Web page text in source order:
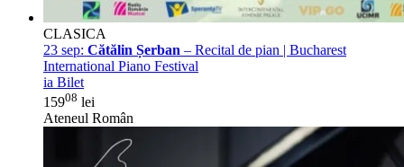
CLASICA
23 sep: Cătălin Șerban – Recital de pian | Bucharest
International Piano Festival
ia Bilet
15908 lei
Ateneul Român